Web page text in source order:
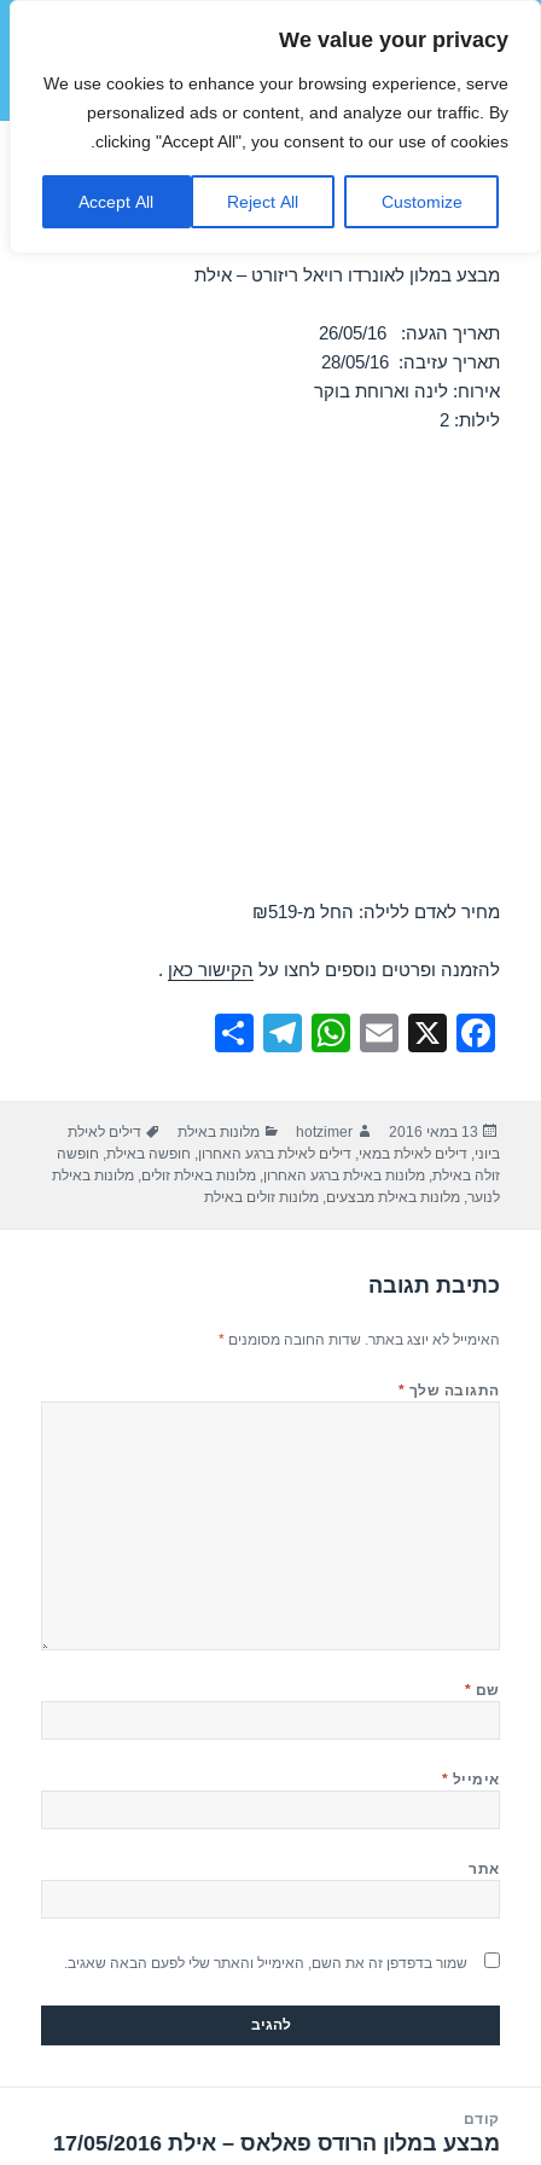
We value your privacy
We use cookies to enhance your browsing experience, serve
personalized ads or content, and analyze our traffic. By
clicking "Accept All", you consent to our use of cookies.
Customize
Reject All
Accept All
הוטצימר
תפריטים
ווידג'טים
מבצע במלון לאונרדו רויאל
ריזורט – אילת 26/05/2016
מבצע במלון לאונרדו רויאל ריזורט – אילת
תאריך הגעה: 26/05/16
תאריך עזיבה: 28/05/16
אירוח: לינה וארוחת בוקר
לילות: 2
מחיר לאדם ללילה: החל מ-₪519
להזמנה ופרטים נוספים לחצו על הקישור כאן .
F
e
b
k
X
E
W
s
A
T
gr
a
e
פורסם
בתאריך
13 במאי 2016 מחבר
hotzimer קטגוריות
מלונות באילת תגיות
דילים לאילת
ביוני,דילים לאילת במאי,דילים לאילת ברגע האחרון, חופשה באילת, חופשה
זולה באילת,מלונות באילת ברגע האחרון,מלונות באילת זולים,מלונות באילת
לנוער,מלונות באילת מבצעים,מלונות זולים באילת
כתיבת תגובה
האימייל לא יוצג באתר. שדות החובה מסומנים*
התגובה שלך *
שם *
אימייל *
אתר
שמור בדפדפן זה את השם, האימייל והאתר שלי לפעם הבאה שאגיב.
קודם
הפוסט
מבצע במלון הרודס פאלאס – אילת 17/05/2016